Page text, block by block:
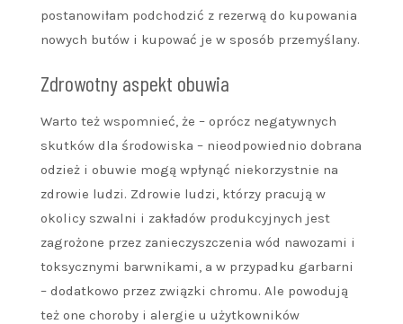
postanowiłam podchodzić z rezerwą do kupowania
nowych butów i kupować je w sposób przemyślany.
Zdrowotny aspekt obuwia
Warto też wspomnieć, że – oprócz negatywnych
skutków dla środowiska – nieodpowiednio dobrana
odzież i obuwie mogą wpłynąć niekorzystnie na
zdrowie ludzi. Zdrowie ludzi, którzy pracują w
okolicy szwalni i zakładów produkcyjnych jest
zagrożone przez zanieczyszczenia wód nawozami i
toksycznymi barwnikami, a w przypadku garbarni
– dodatkowo przez związki chromu. Ale powodują
też one choroby i alergie u użytkowników